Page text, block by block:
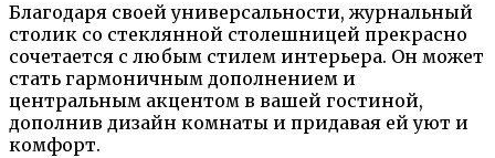
Благодаря своей универсальности, журнальный
столик со стеклянной столешницей прекрасно
сочетается с любым стилем интерьера. Он может
стать гармоничным дополнением и
центральным акцентом в вашей гостиной,
дополнив дизайн комнаты и придавая ей уют и
комфорт.